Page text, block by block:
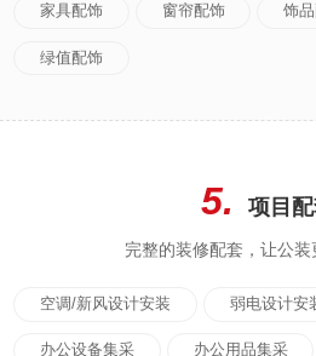
家具配饰 窗帘配饰 饰
绿值配饰
5. 项目
完整的装修配套，让公装
空调/新风设计安装 弱电设计安
办公设备集采 办公用品集采